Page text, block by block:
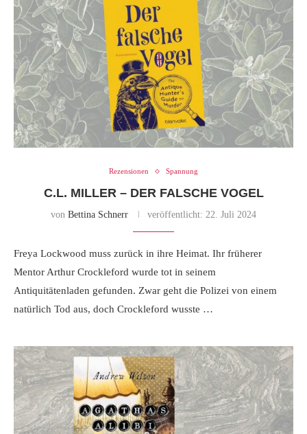
Rezensionen Spannung
C.L. MILLER – DER FALSCHE VOGEL
von Bettina Schnerr veröffentlicht: 22. Juli 2024
Freya Lockwood muss zurück in ihre Heimat. Ihr früherer
Mentor Arthur Crockleford wurde tot in seinem
Antiquitätenladen gefunden. Zwar geht die Polizei von einem
natürlich Tod aus, doch Crockleford wusste …